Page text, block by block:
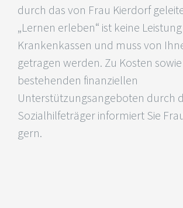
durch das von Frau Kierdorf
„Lernen erleben“ ist keine
Krankenkassen und muss von
getragen werden. Zu Kosten
bestehenden finanziellen
Unterstützungsangeboten durch
Sozialhilfeträger informiert Sie
gern.